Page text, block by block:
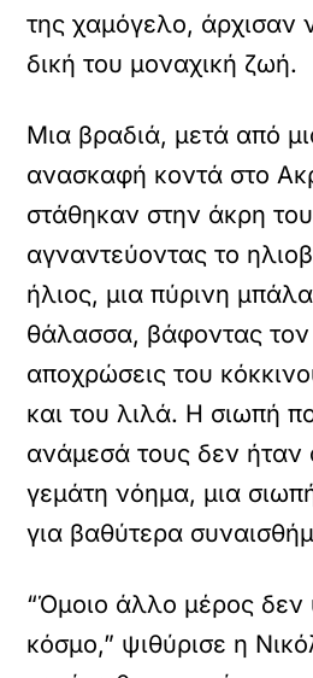
της χαμόγελο, άρχισαν
δική του μοναχική ζωή.
Μια βραδιά, μετά από
ανασκαφή κοντά στο
στάθηκαν στην άκρη
αγναντεύοντας το
ήλιος, μια πύρινη
θάλασσα, βάφοντας τον
αποχρώσεις του
και του λιλά. Η σιωπή
ανάμεσά τους δεν
γεμάτη νόημα, μια
για βαθύτερα
“Όμοιο άλλο μέρος δεν
κόσμο,” ψιθύρισε η